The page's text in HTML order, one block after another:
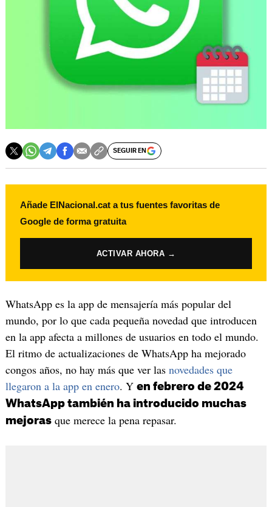
SEGUIR EN
Añade ElNacional.cat a tus fuentes favoritas de
Google de forma gratuita
ACTIVAR AHORA →
WhatsApp es la app de mensajería más popular del
mundo, por lo que cada pequeña novedad que introducen
en la app afecta a millones de usuarios en todo el mundo.
El ritmo de actualizaciones de WhatsApp ha mejorado
congos años, no hay más que ver las novedades que
llegaron a la app en enero. Y en febrero de 2024
WhatsApp también ha introducido muchas
mejorasque merece la pena repasar.